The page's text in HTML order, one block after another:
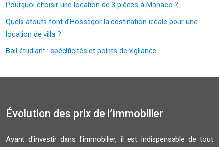
Pourquoi choisir une location de 3 pièces à Monaco ?
Quels atouts font d’Hossegor la destination idéale pour une
location de villa ?
Bail étudiant : spécificités et points de vigilance
Évolution des prix de l’immobilier
Avant d'investir dans l'immobilier, il est indispensable de tout